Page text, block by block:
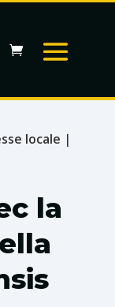
locale |
la